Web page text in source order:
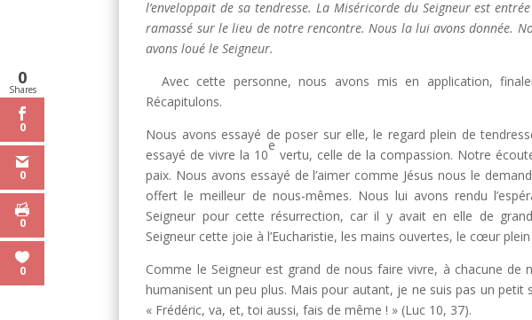
l’enveloppait de sa tendresse. La Miséricorde du Seigneur est
ramassé sur le lieu de notre rencontre. Nous la lui avons donnée.
avons loué le Seigneur.
Avec cette personne, nous avons mis en application,
Récapitulons.
Nous avons essayé de poser sur elle, le regard plein de
essayé de vivre la 10
e
vertu, celle de la compassion. Notre
paix. Nous avons essayé de l’aimer comme Jésus nous le
offert le meilleur de nous-mêmes. Nous lui avons rendu
Seigneur pour cette résurrection, car il y avait en elle de
Seigneur cette joie à l’Eucharistie, les mains ouvertes, le cœur
Comme le Seigneur est grand de nous faire vivre, à chacune de
humanisent un peu plus. Mais pour autant, je ne suis pas un petit
« Frédéric, va, et, toi aussi, fais de même ! » (Luc 10, 37).
0
Shares
0
0
0
0